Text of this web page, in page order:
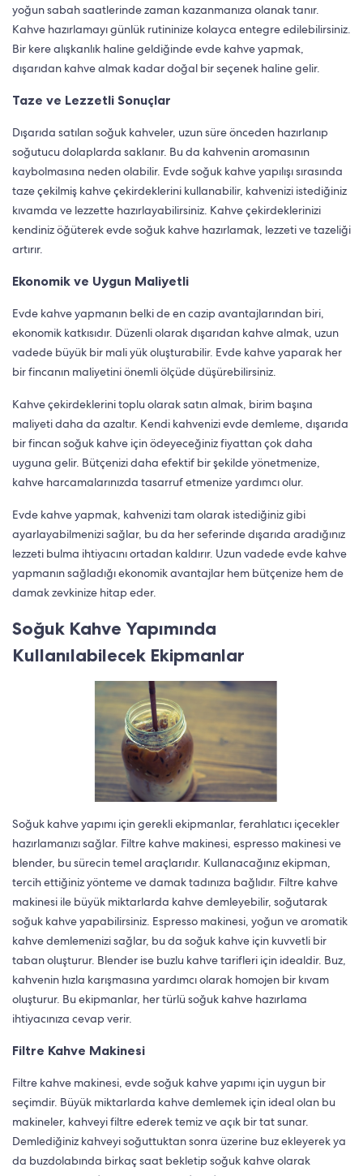
yoğun sabah saatlerinde zaman kazanmanıza olanak tanır.
Kahve hazırlamayı günlük rutininize kolayca entegre edilebilirsiniz.
Bir kere alışkanlık haline geldiğinde evde kahve yapmak,
dışarıdan kahve almak kadar doğal bir seçenek haline gelir.
Taze ve Lezzetli Sonuçlar
Dışarıda satılan soğuk kahveler, uzun süre önceden hazırlanıp
soğutucu dolaplarda saklanır. Bu da kahvenin aromasının
kaybolmasına neden olabilir. Evde soğuk kahve yapılışı sırasında
taze çekilmiş kahve çekirdeklerini kullanabilir, kahvenizi istediğiniz
kıvamda ve lezzette hazırlayabilirsiniz. Kahve çekirdeklerinizi
kendiniz öğüterek evde soğuk kahve hazırlamak, lezzeti ve tazeliği
artırır.
Ekonomik ve Uygun Maliyetli
Evde kahve yapmanın belki de en cazip avantajlarından biri,
ekonomik katkısıdır. Düzenli olarak dışarıdan kahve almak, uzun
vadede büyük bir mali yük oluşturabilir. Evde kahve yaparak her
bir fincanın maliyetini önemli ölçüde düşürebilirsiniz.
Kahve çekirdeklerini toplu olarak satın almak, birim başına
maliyeti daha da azaltır. Kendi kahvenizi evde demleme, dışarıda
bir fincan soğuk kahve için ödeyeceğiniz fiyattan çok daha
uyguna gelir. Bütçenizi daha efektif bir şekilde yönetmenize,
kahve harcamalarınızda tasarruf etmenize yardımcı olur.
Evde kahve yapmak, kahvenizi tam olarak istediğiniz gibi
ayarlayabilmenizi sağlar, bu da her seferinde dışarıda aradığınız
lezzeti bulma ihtiyacını ortadan kaldırır. Uzun vadede evde kahve
yapmanın sağladığı ekonomik avantajlar hem bütçenize hem de
damak zevkinize hitap eder.
Soğuk Kahve Yapımında
Kullanılabilecek Ekipmanlar
Soğuk kahve yapımı için gerekli ekipmanlar, ferahlatıcı içecekler
hazırlamanızı sağlar. Filtre kahve makinesi, espresso makinesi ve
blender, bu sürecin temel araçlarıdır. Kullanacağınız ekipman,
tercih ettiğiniz yönteme ve damak tadınıza bağlıdır. Filtre kahve
makinesi ile büyük miktarlarda kahve demleyebilir, soğutarak
soğuk kahve yapabilirsiniz. Espresso makinesi, yoğun ve aromatik
kahve demlemenizi sağlar, bu da soğuk kahve için kuvvetli bir
taban oluşturur. Blender ise buzlu kahve tarifleri için idealdir. Buz,
kahvenin hızla karışmasına yardımcı olarak homojen bir kıvam
oluşturur. Bu ekipmanlar, her türlü soğuk kahve hazırlama
ihtiyacınıza cevap verir.
Filtre Kahve Makinesi
Filtre kahve makinesi, evde soğuk kahve yapımı için uygun bir
seçimdir. Büyük miktarlarda kahve demlemek için ideal olan bu
makineler, kahveyi filtre ederek temiz ve açık bir tat sunar.
Demlediğiniz kahveyi soğuttuktan sonra üzerine buz ekleyerek ya
da buzdolabında birkaç saat bekletip soğuk kahve olarak